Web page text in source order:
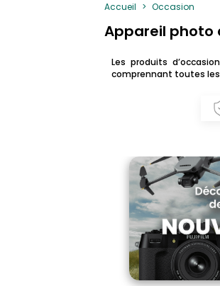
Accueil Occasion
Appareil photo
Les produits
comprennant toutes